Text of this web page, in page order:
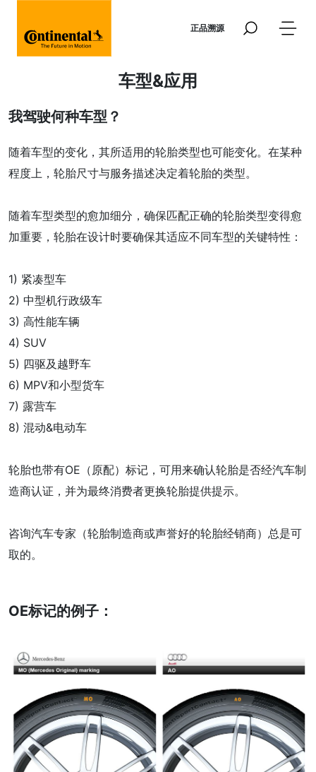
正品溯源
车型&应用
我驾驶何种车型？
随着车型的变化，其所适用的轮胎类型也可能变化。在某种
程度上，轮胎尺寸与服务描述决定着轮胎的类型。
随着车型类型的愈加细分，确保匹配正确的轮胎类型变得愈
加重要，轮胎在设计时要确保其适应不同车型的关键特性：
1) 紧凑型车
2) 中型机行政级车
3) 高性能车辆
4) SUV
5) 四驱及越野车
6) MPV和小型货车
7) 露营车
8) 混动&电动车
轮胎也带有OE（原配）标记，可用来确认轮胎是否经汽车制
造商认证，并为最终消费者更换轮胎提供提示。
咨询汽车专家（轮胎制造商或声誉好的轮胎经销商）总是可
取的。
OE标记的例子：